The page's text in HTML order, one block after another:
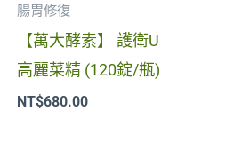
腸胃修復
【萬大酵素】 護衛U
高麗菜精 (120錠/瓶)
NT$680.00